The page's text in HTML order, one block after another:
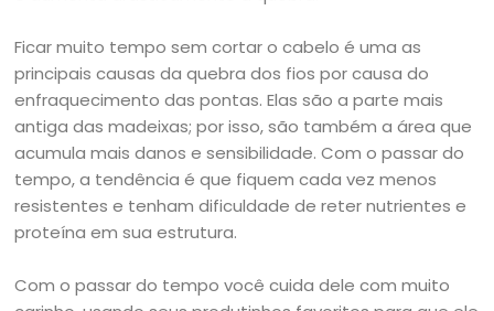
Ficar muito tempo sem cortar o cabelo é uma as
principais causas da quebra dos fios por causa do
enfraquecimento das pontas. Elas são a parte mais
antiga das madeixas; por isso, são também a área que
acumula mais danos e sensibilidade. Com o passar do
tempo, a tendência é que fiquem cada vez menos
resistentes e tenham dificuldade de reter nutrientes e
proteína em sua estrutura.
Com o passar do tempo você cuida dele com muito